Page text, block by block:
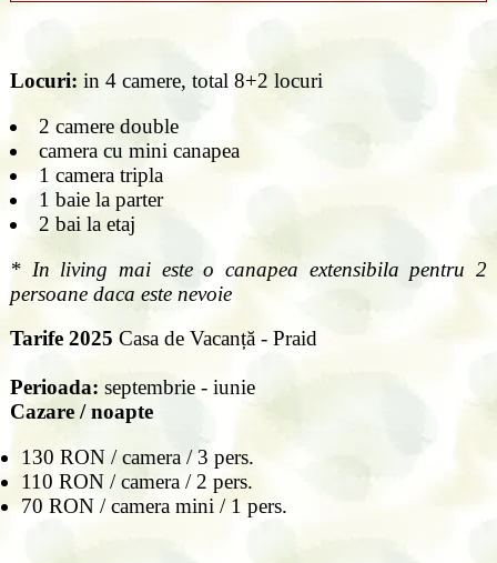
Locuri: in 4 camere, total 8+2 locuri
2 camere double
camera cu mini canapea
1 camera tripla
1 baie la parter
2 bai la etaj
* In living mai este o canapea extensibila pentru 2
persoane daca este nevoie
Tarife 2025 Casa de Vacanță - Praid
Perioada: septembrie - iunie
Cazare / noapte
130 RON / camera / 3 pers.
110 RON / camera / 2 pers.
70 RON / camera mini / 1 pers.